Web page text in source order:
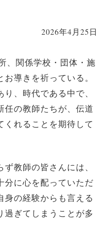
2026年4月25日
、関係学校・団体・施
導きを祈っている。
、時代である中で、
任の教師たちが、伝道
くれることを期待して
教師の皆さんには、
分に心を配っていただ
身の経験からも言える
過ぎてしまうことが多